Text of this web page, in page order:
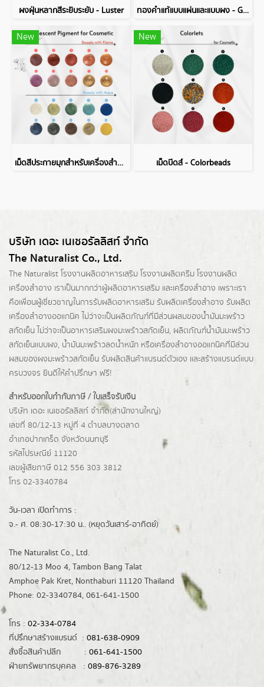
ผงฝุ่นหลากสีระยิบระยับ - Luster ทองคำแท้แบบแผ่นและแบบผง - Gold
New
เม็ดสีประกายมุกสำหรับเครื่องสำอาง
New
เม็ดบีดส์ - Colorbeads
บริษัท เดอะ เนเชอรัลลิสท์ จำกัด
The Naturalist Co., Ltd.
The Naturalist โรงงานผลิตอาหารเสริม โรงงานผลิตครีม โรงงานผลิต
เครื่องสำอาง เราเป็นมากกว่าผู้ผลิตอาหารเสริม และเครื่องสำอาง เพราะเรา
คือเพื่อนผู้เชี่ยวชาญในการรับผลิตอาหารเสริม รับผลิตเครื่องสำอาง รับผลิต
เครื่องสำอางออแกนิค ไม่ว่าจะเป็นผลิตภัณฑ์ที่มีส่วนผสมของน้ำมันมะพร้าว
สกัดเย็น ไม่ว่าจะเป็นอาหารเสริมผงมะพร้าวสกัดเย็น, ผลิตภัณฑ์น้ำมันมะพร้าว
สกัดเย็นแบบผง, น้ำมันมะพร้าวลดน้ำหนัก หรือเครื่องสำอางออแกนิคที่มีส่วน
ผสมของผงมะพร้าวสกัดเย็น รับผลิตสินค้าแบรนด์ตัวเอง และสร้างแบรนด์แบบ
ครบวงจร ยินดีให้คำปรึกษา ฟรี!
สำหรับออกใบกำกับภาษี / ใบเสร็จรับเงิน
บริษัท เดอะ เนเชอรัลลิสท์ จำกัด(ส่านักงานใหญ่)
เลขที่ 80/12-13 หมู่ที่ 4 ตำบลบางตลาด
อำเภอปากเกร็ด จังหวัดนนทบุรี
รหัสไปรษณีย์ 11120
เลขผู้เสียภาษี 012 556 303 3812
โทร 02-3340784
วัน-เวลา เปิดทำการ :
จ.- ศ. 08:30-17:30 น.. (หยุดวันเสาร์-อาทิตย์)
The Naturalist Co., Ltd.
80/12-13 Moo 4, Tambon Bang Talat
Amphoe Pak Kret, Nonthaburi 11120 Thailand
Phone: 02-3340784, 061-641-1500
โทร : 02-334-0784
ที่ปรึกษาสร้างแบรนด์ : 081-638-0909
สั่งซื้อสินค้าปลีก : 061-641-1500
ฝ่ายทรัพยากรบุคคล : 089-876-3289